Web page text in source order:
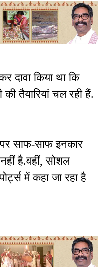
दावा किया था कि
तैयारियां चल रही हैं.
पर साफ-साफ इनकार
है.वहीं, सोशल
में कहा जा रहा है